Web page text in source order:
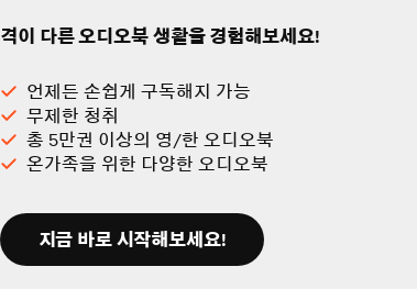
격이 다른 오디오북 생활을 경험해보세요!
언제든 손쉽게 구독해지 가능
무제한 청취
총 5만권 이상의 영/한 오디오북
온가족을 위한 다양한 오디오북
지금 바로 시작해보세요!